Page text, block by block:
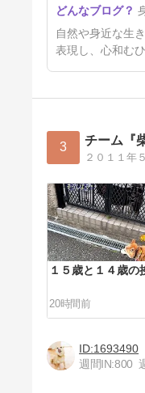
5日前
自然や身近な生
表現し、心和む
3 チーム『
１５歳と１４歳の
20時間前
1693490
週間IN:800